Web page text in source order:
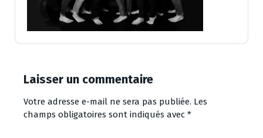
Laisser un commentaire
Votre adresse e-mail ne sera pas publiée. Les
champs obligatoires sont indiqués avec *